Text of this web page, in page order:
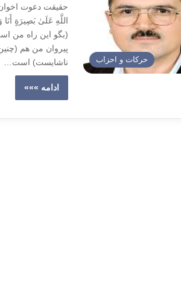
حركات و احزاب
حقیقت دعوت
(بگو این راه من
پیروان من هم
ناشایست) است…
ادامه »»»